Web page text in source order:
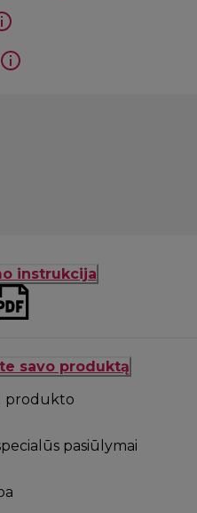
instrukcija
savo produktą
produkto
pasiūlymai